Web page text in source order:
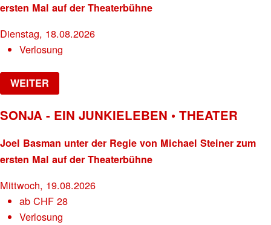
ersten Mal auf der Theaterbühne
Dienstag, 18.08.2026
Verlosung
WEITER
SONJA - EIN JUNKIELEBEN • THEATER
Joel Basman unter der Regie von Michael Steiner zum
ersten Mal auf der Theaterbühne
Mittwoch, 19.08.2026
abCHF 28
Verlosung